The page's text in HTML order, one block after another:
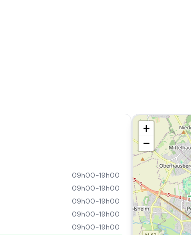
09h00-19h00
09h00-19h00
09h00-19h00
09h00-19h00
09h00-19h00
+
−